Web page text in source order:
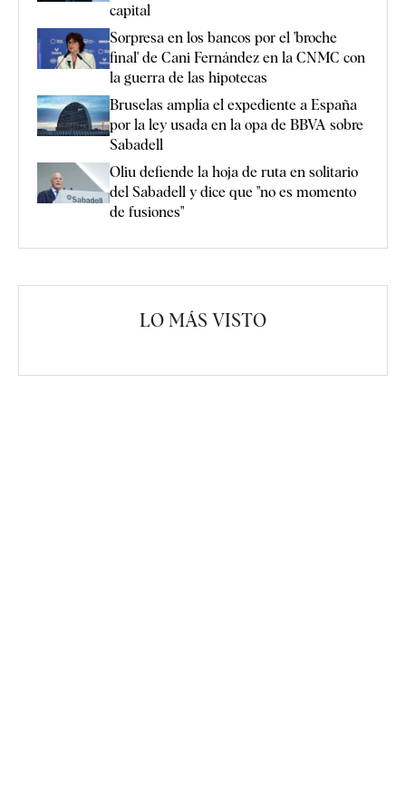
capital
Sorpresa en los bancos por el 'broche
final' de Cani Fernández en la CNMC con
la guerra de las hipotecas
Bruselas amplía el expediente a España
por la ley usada en la opa de BBVA sobre
Sabadell
Oliu defiende la hoja de ruta en solitario
del Sabadell y dice que "no es momento
de fusiones"
LO MÁS VISTO